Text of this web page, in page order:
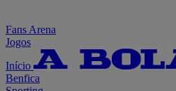
Fans Arena
Jogos
Início
Benfica